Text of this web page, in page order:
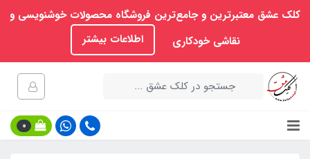
کلک عشق معتبرترین و جامع‌ترین فروشگاه محصولات خوشنویسی و
نقاشی خودکاری
اطلاعات بیشتر
0